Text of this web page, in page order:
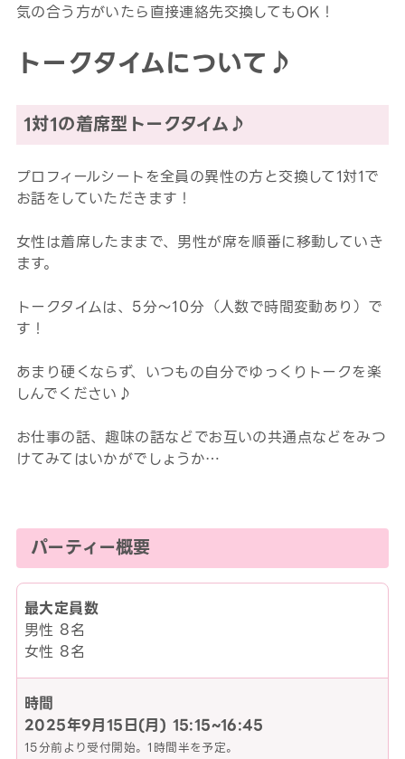
気の合う方がいたら直接連絡先交換してもOK！
トークタイムについて♪
1対1の着席型トークタイム♪
プロフィールシートを全員の異性の方と交換して1対1で
お話をしていただきます！
女性は着席したままで、男性が席を順番に移動していき
ます。
トークタイムは、5分～10分（人数で時間変動あり）で
す！
あまり硬くならず、いつもの自分でゆっくりトークを楽
しんでください♪
お仕事の話、趣味の話などでお互いの共通点などをみつ
けてみてはいかがでしょうか…
パーティー概要
最大定員数
男性 8名
女性 8名
時間
2025年9月15日(月) 15:15~16:45
15分前より受付開始。1時間半を予定。